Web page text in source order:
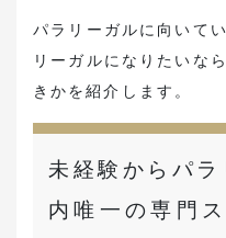
パラリーガルに向いて
リーガルになりたいな
きかを紹介します。
未経験からパ
内唯一の専門